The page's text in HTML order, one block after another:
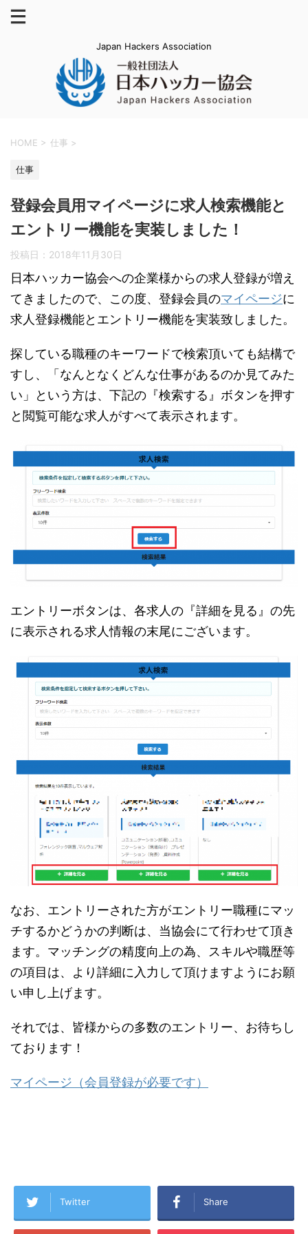
Japan Hackers Association
HOME > 仕事 >
仕事
登録会員用マイページに求人検索機能と
エントリー機能を実装しました！
投稿日： 2018年11月30日
日本ハッカー協会への企業様からの求人登録が増え
てきましたので、この度、登録会員のマイページに
求人登録機能とエントリー機能を実装致しました。
探している職種のキーワードで検索頂いても結構で
すし、「なんとなくどんな仕事があるのか見てみた
い」という方は、下記の『検索する』ボタンを押す
と閲覧可能な求人がすべて表示されます。
エントリーボタンは、各求人の『詳細を見る』の先
に表示される求人情報の末尾にございます。
なお、エントリーされた方がエントリー職種にマッ
チするかどうかの判断は、当協会にて行わせて頂き
ます。マッチングの精度向上の為、スキルや職歴等
の項目は、より詳細に入力して頂けますようにお願
い申し上げます。
それでは、皆様からの多数のエントリー、お待ちし
ております！
マイページ（会員登録が必要です）
Twitter Share